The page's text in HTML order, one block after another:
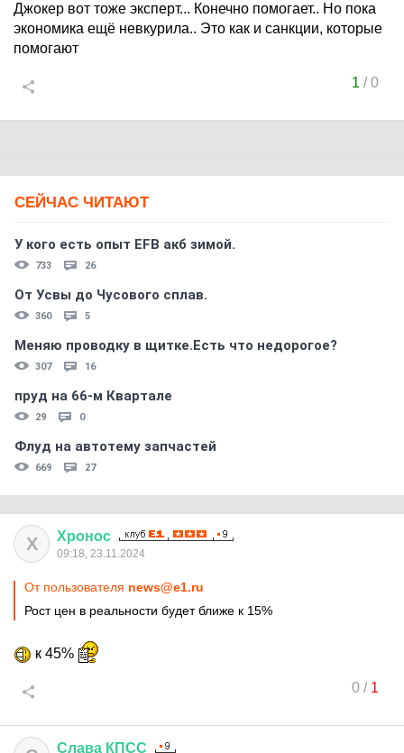
Джокер вот тоже эксперт... Конечно помогает.. Но пока
экономика ещё невкурила.. Это как и санкции, которые
помогают
1 /0
СЕЙЧАС ЧИТАЮТ
У кого есть опыт EFB акб зимой.
733 26
От Усвы до Чусового сплав.
360 5
Меняю проводку в щитке.Есть что недорогое?
307 16
пруд на 66-м Квартале
29 0
Флуд на автотему запчастей
669 27
Х Хронос
09:18, 23.11.2024
От пользователя news@e1.ru
Рост цен в реальности будет ближе к 15%
к 45%
0/ 1
Слава КПСС